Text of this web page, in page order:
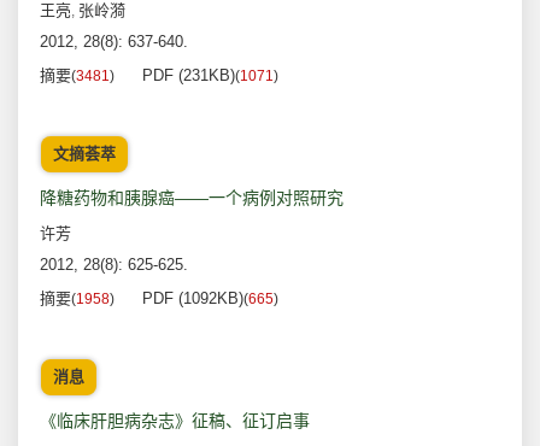
王亮, 张岭漪
2012, 28(8): 637-640.
摘要(3481) PDF (231KB)(1071)
文摘荟萃
降糖药物和胰腺癌——一个病例对照研究
许芳
2012, 28(8): 625-625.
摘要(1958) PDF (1092KB)(665)
消息
《临床肝胆病杂志》征稿、征订启事